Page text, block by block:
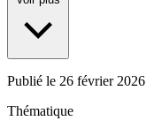
Publié le 26 février 2026
Thématique